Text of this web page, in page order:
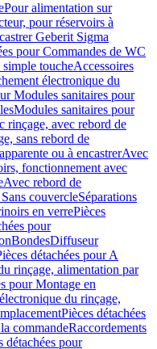
Pour alimentation sur
pour réservoirs à
Geberit Sigma
pour Commandes de WC
simple toucheAccessoires
électronique du
Modules sanitaires pour
Modules sanitaires pour
rinçage, avec rebord de
sans rebord de
ou à encastrerAvec
fonctionnement avec
Avec rebord de
couvercleSéparations
en verrePièces
pour
BondesDiffuseur
détachées pour A
rinçage, alimentation par
pour Montage en
du rinçage,
Pièces détachées
commandeRaccordements
détachées pour